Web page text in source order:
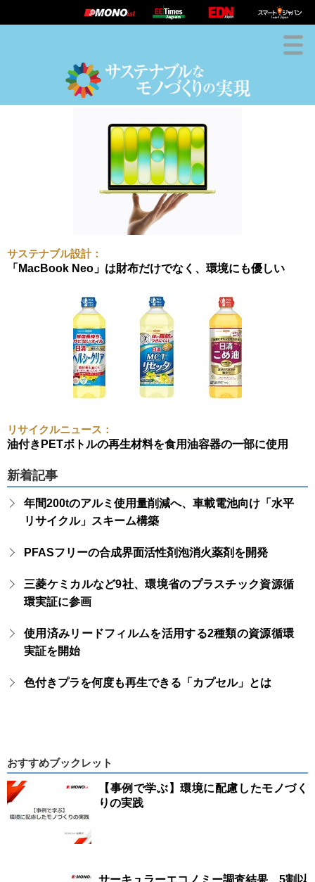
新着ニュース
編集部おすすめ記事
サステナブル設計
サステナブル材料
サステナブル製造
サステナブル製品
脱炭素
サステナブル設計：
「MacBook Neo」は財布だけでなく、環境にも優しい
リサイクルニュース：
油付きPETボトルの再生材料を食用油容器の一部に使用
新着記事
年間200tのアルミ使用量削減へ、車載電池向け「水平
リサイクル」スキーム構築
PFASフリーの合成界面活性剤泡消火薬剤を開発
三菱ケミカルなど9社、環境省のプラスチック資源循
環実証に参画
使用済みリードフィルムを活用する2種類の資源循環
実証を開始
色付きプラを何度も再生できる「カプセル」とは
おすすめブックレット
【事例で学ぶ】環境に配慮したモノづく
りの実践
サーキュラーエコノミー調査結果、5割以